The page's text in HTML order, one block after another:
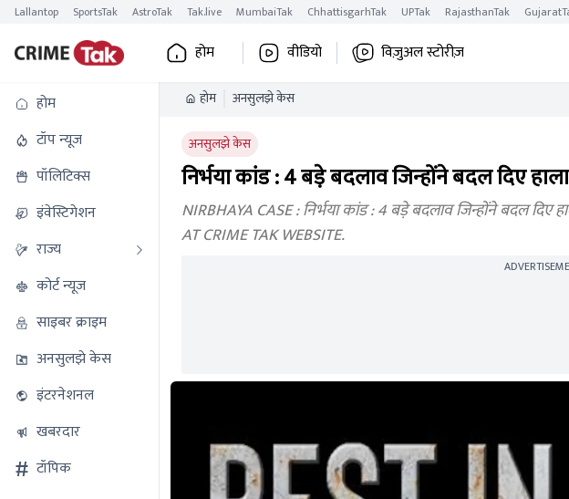
Lallantop SportsTak AstroTak Tak.live MumbaiTak ChhattisgarhTak UPTak RajasthanTak
होम वीडियो विज़ुअल स्टोरीज़
होम
टॉप न्यूज
पॉलिटिक्स
इंवेस्टिगेशन
राज्य
कोर्ट न्यूज
साइबर क्राइम
अनसुलझे केस
इंटरनेशनल
खबरदार
टॉपिक
होम अनसुलझे केस
अनसुलझे केस
निर्भया कांड : 4 बड़े बदलाव जिन्होंने बदल दिए
NIRBHAYA CASE : निर्भया कांड : 4 बड़े बदलाव जिन्होंने बदल दिए
AT CRIME TAK WEBSITE.